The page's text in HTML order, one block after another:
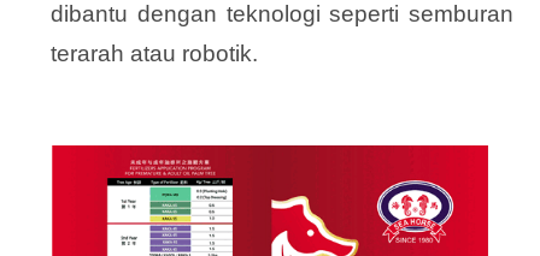
dibantu dengan teknologi seperti semburan
terarah atau robotik.